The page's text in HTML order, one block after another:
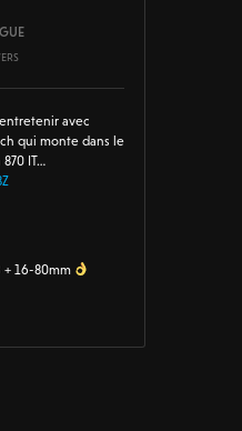
avec
qui monte dans le
IT…
+ 16-80mm